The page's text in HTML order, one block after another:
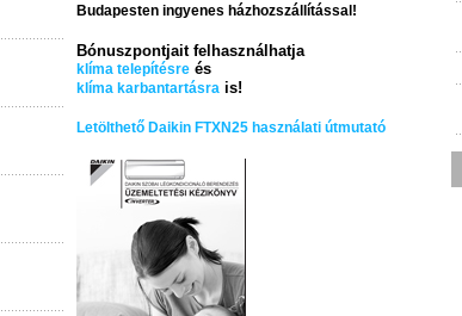
Budapesten ingyenes házhozszállítással!
Bónuszpontjait felhasználhatja
klíma telepítésre és
klíma karbantartásra is!
Letölthető Daikin FTXN25 használati útmutató